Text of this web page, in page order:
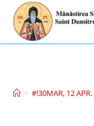
> #!30MAR, 12